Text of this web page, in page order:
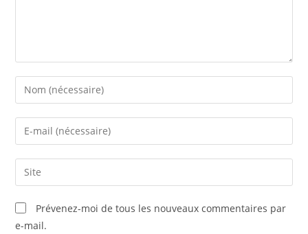
Prévenez-moi de tous les nouveaux commentaires par
e-mail.